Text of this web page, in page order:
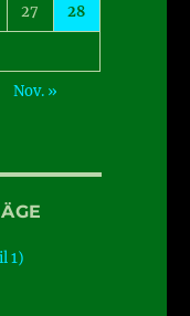
27 28
Nov. »
1)